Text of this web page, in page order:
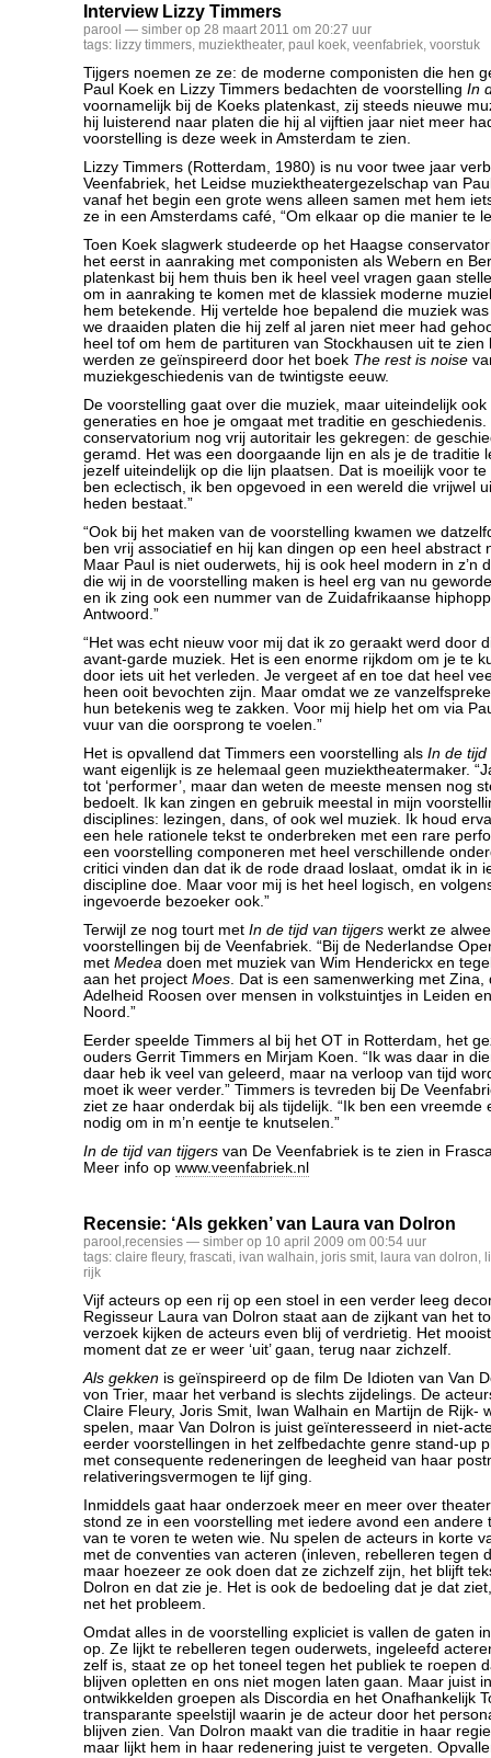
Interview Lizzy Timmers
parool — simber op 28 maart 2011 om 20:27 uur
tags: lizzy timmers, muziektheater, paul koek, veenfabriek, voorstuk
Tijgers noemen ze ze: de moderne componisten die hen
Paul Koek en Lizzy Timmers bedachten de voorstelling In
voornamelijk bij de Koeks platenkast, zij steeds nieuwe
hij luisterend naar platen die hij al vijftien jaar niet meer
voorstelling is deze week in Amsterdam te zien.
Lizzy Timmers (Rotterdam, 1980) is nu voor twee jaar
Veenfabriek, het Leidse muziektheatergezelschap van
vanaf het begin een grote wens alleen samen met hem
ze in een Amsterdams café, “Om elkaar op die manier te
Toen Koek slagwerk studeerde op het Haagse
het eerst in aanraking met componisten als Webern en
platenkast bij hem thuis ben ik heel veel vragen gaan
om in aanraking te komen met de klassiek moderne
hem betekende. Hij vertelde hoe bepalend die muziek
we draaiden platen die hij zelf al jaren niet meer had
heel tof om hem de partituren van Stockhausen uit te zien
werden ze geïnspireerd door het boek The rest is noise
muziekgeschiedenis van de twintigste eeuw.
De voorstelling gaat over die muziek, maar uiteindelijk
generaties en hoe je omgaat met traditie en geschiedenis.
conservatorium nog vrij autoritair les gekregen: de
geramd. Het was een doorgaande lijn en als je de traditie
jezelf uiteindelijk op die lijn plaatsen. Dat is moeilijk voor
ben eclectisch, ik ben opgevoed in een wereld die vrijwel
heden bestaat.”
“Ook bij het maken van de voorstelling kwamen we
ben vrij associatief en hij kan dingen op een heel abstract
Maar Paul is niet ouderwets, hij is ook heel modern in z’n
die wij in de voorstelling maken is heel erg van nu
en ik zing ook een nummer van de Zuidafrikaanse
Antwoord.”
“Het was echt nieuw voor mij dat ik zo geraakt werd door
avant-garde muziek. Het is een enorme rijkdom om je te
door iets uit het verleden. Je vergeet af en toe dat heel
heen ooit bevochten zijn. Maar omdat we ze
hun betekenis weg te zakken. Voor mij hielp het om via
vuur van die oorsprong te voelen.”
Het is opvallend dat Timmers een voorstelling als In de tijd
want eigenlijk is ze helemaal geen muziektheatermaker.
tot ‘performer’, maar dan weten de meeste mensen nog
bedoelt. Ik kan zingen en gebruik meestal in mijn
disciplines: lezingen, dans, of ook wel muziek. Ik houd
een hele rationele tekst te onderbreken met een rare
een voorstelling componeren met heel verschillende
critici vinden dan dat ik de rode draad loslaat, omdat ik in
discipline doe. Maar voor mij is het heel logisch, en
ingevoerde bezoeker ook.”
Terwijl ze nog tourt met In de tijd van tijgers werkt ze
voorstellingen bij de Veenfabriek. “Bij de Nederlandse
met Medea doen met muziek van Wim Henderickx en
aan het project Moes. Dat is een samenwerking met Zina,
Adelheid Roosen over mensen in volkstuintjes in Leiden
Noord.”
Eerder speelde Timmers al bij het OT in Rotterdam, het
ouders Gerrit Timmers en Mirjam Koen. “Ik was daar in
daar heb ik veel van geleerd, maar na verloop van tijd
moet ik weer verder.” Timmers is tevreden bij De
ziet ze haar onderdak bij als tijdelijk. “Ik ben een vreemde
nodig om in m’n eentje te knutselen.”
In de tijd van tijgers van De Veenfabriek is te zien in
Meer info op www.veenfabriek.nl
Recensie: ‘Als gekken’ van Laura van Dolron
parool ,recensies — simber op 10 april 2009 om 00:54 uur
tags: claire fleury, frascati, ivan walhain, joris smit, laura van dolron,
rijk
Vijf acteurs op een rij op een stoel in een verder leeg
Regisseur Laura van Dolron staat aan de zijkant van het
verzoek kijken de acteurs even blij of verdrietig. Het
moment dat ze er weer ‘uit’ gaan, terug naar zichzelf.
Als gekken is geïnspireerd op de film De Idioten van Van
von Trier, maar het verband is slechts zijdelings. De
Claire Fleury, Joris Smit, Iwan Walhain en Martijn de Rijk-
spelen, maar Van Dolron is juist geïnteresseerd in niet-
eerder voorstellingen in het zelfbedachte genre stand-up
met consequente redeneringen de leegheid van haar
relativeringsvermogen te lijf ging.
Inmiddels gaat haar onderzoek meer en meer over
stond ze in een voorstelling met iedere avond een andere
van te voren te weten wie. Nu spelen de acteurs in korte
met de conventies van acteren (inleven, rebelleren tegen
maar hoezeer ze ook doen dat ze zichzelf zijn, het blijft
Dolron en dat zie je. Het is ook de bedoeling dat je dat
net het probleem.
Omdat alles in de voorstelling expliciet is vallen de gaten
op. Ze lijkt te rebelleren tegen ouderwets, ingeleefd
zelf is, staat ze op het toneel tegen het publiek te roepen
blijven opletten en ons niet mogen laten gaan. Maar juist
ontwikkelden groepen als Discordia en het Onafhankelijk
transparante speelstijl waarin je de acteur door het
blijven zien. Van Dolron maakt van die traditie in haar
maar lijkt hem in haar redenering juist te vergeten.